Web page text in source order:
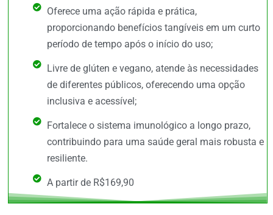
Oferece uma ação rápida e prática,
proporcionando benefícios tangíveis em um curto
período de tempo após o início do uso;
Livre de glúten e vegano, atende às necessidades
de diferentes públicos, oferecendo uma opção
inclusiva e acessível;
Fortalece o sistema imunológico a longo prazo,
contribuindo para uma saúde geral mais robusta e
resiliente.
A partir de R$169,90